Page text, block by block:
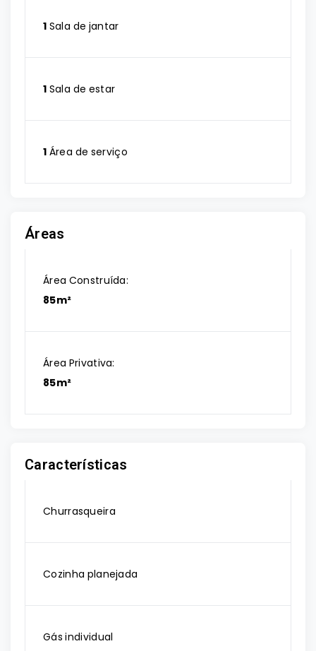
1 Sala de jantar
1 Sala de estar
1 Área de serviço
Áreas
Área Construída:
85m²
Área Privativa:
85m²
Características
Churrasqueira
Cozinha planejada
Gás individual